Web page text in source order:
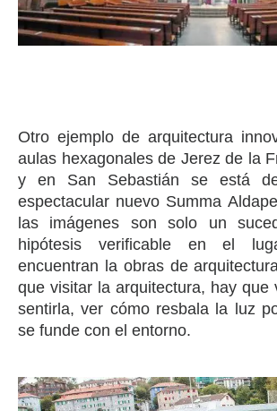
Otro ejemplo de arquitectura
aulas hexagonales de Jerez de la
y en San Sebastián se está
espectacular nuevo Summa
las imágenes son solo un
hipótesis verificable en el
encuentran la obras de
que visitar la arquitectura, hay que
sentirla, ver cómo resbala la luz
se funde con el entorno.